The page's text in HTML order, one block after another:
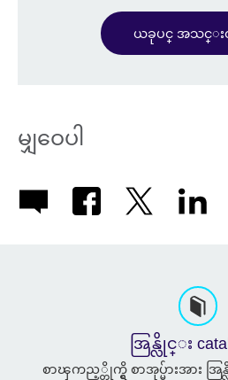
available.
ယခုပင္ အသင္းဝင္
မျှဝေပါ
အြန္လိုင္း
စာၾကည့္တိုက္ရွိ စာအုပ္မ်ားအား အြ